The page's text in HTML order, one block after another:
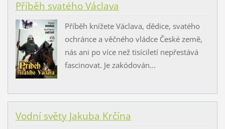
Příběh svatého Václava
Příběh knížete Václava, dědice, svatého
ochránce a věčného vládce České země,
nás ani po více než tisíciletí nepřestává
fascinovat. Je zakódován...
Vodní světy Jakuba Krčína